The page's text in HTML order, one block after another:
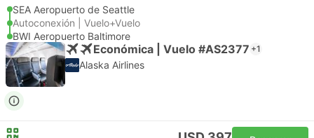
SEA Aeropuerto de Seattle
Autoconexión | Vuelo+Vuelo
BWI Aeropuerto Baltimore
Económica | Vuelo #AS2377 +1
Alaska Airlines